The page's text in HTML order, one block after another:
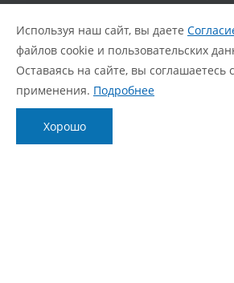
Статус
FAQ
О компании
Используя наш сайт, вы даете
файлов cookie и пользовательских
Оставаясь на сайте, вы соглашаетесь
применения. Подробнее
Хорошо